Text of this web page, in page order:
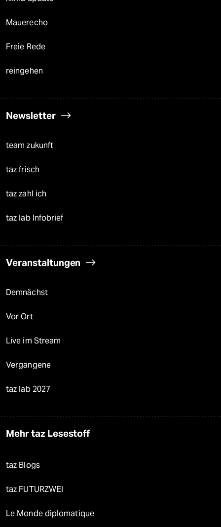
Mauerecho
Freie Rede
reingehen
Newsletter
team zukunft
taz frisch
taz zahl ich
taz lab Infobrief
Veranstaltungen
Demnächst
Vor Ort
Live im Stream
Vergangene
taz lab 2027
Mehr taz Lesestoff
taz Blogs
taz FUTURZWEI
Le Monde diplomatique